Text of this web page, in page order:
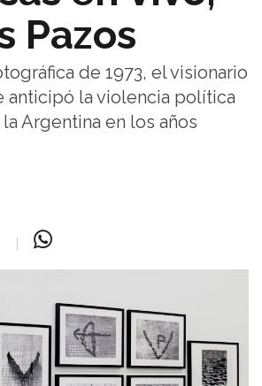
Pazos
de 1973, el visionario
anticipó la violencia política
Argentina en los años